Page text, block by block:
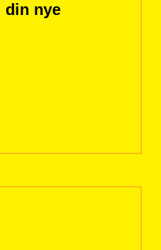
din nye